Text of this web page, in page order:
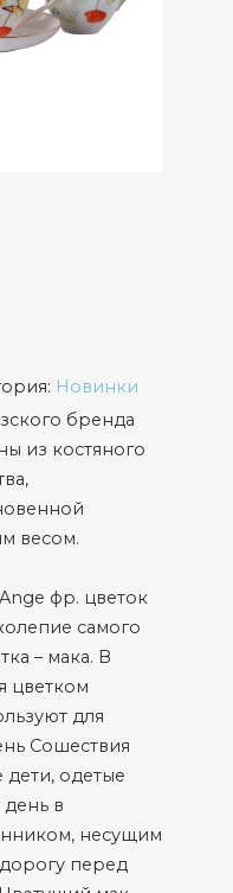
Новинки
бренда
из костяного
весом.
фр. цветок
самого
– мака. В
цветком
для
Сошествия
дети, одетые
день в
несущим
перед